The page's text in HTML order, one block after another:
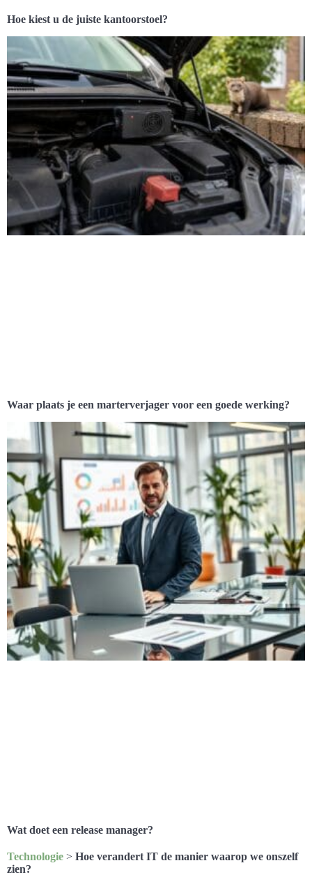
Hoe kiest u de juiste kantoorstoel?
Waar plaats je een marterverjager voor een goede werking?
Wat doet een release manager?
Technologie > Hoe verandert IT de manier waarop we onszelf
zien?